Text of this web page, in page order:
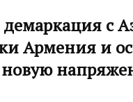
с
Армения и